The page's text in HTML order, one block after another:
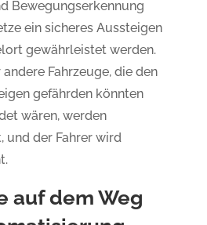
Bewegungserkennung
ein sicheres Aussteigen
gewährleistet werden.
Fahrzeuge, die den
gefährden könnten
wären, werden
und der Fahrer wird
auf dem Weg